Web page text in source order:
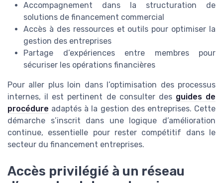
Accompagnement dans la structuration de
solutions de financement commercial
Accès à des ressources et outils pour optimiser la
gestion des entreprises
Partage d’expériences entre membres pour
sécuriser les opérations financières
Pour aller plus loin dans l’optimisation des processus
internes, il est pertinent de consulter des guides de
procédure adaptés à la gestion des entreprises. Cette
démarche s’inscrit dans une logique d’amélioration
continue, essentielle pour rester compétitif dans le
secteur du financement entreprises.
Accès privilégié à un réseau